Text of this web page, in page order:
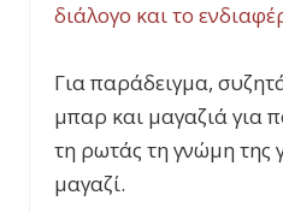
διάλογο και το
Για παράδειγμα,
μπαρ και μαγαζιά για
τη ρωτάς τη γνώμη της
μαγαζί.